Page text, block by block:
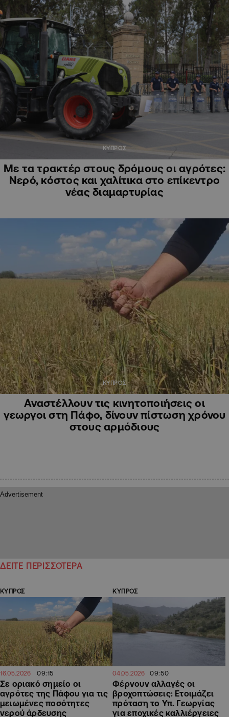
ΚΥΠΡΟΣ
Με τα τρακτέρ στους δρόμους οι αγρότες:
Νερό, κόστος και χαλίτικα στο επίκεντρο
νέας διαμαρτυρίας
ΚΥΠΡΟΣ
Αναστέλλουν τις κινητοποιήσεις οι
γεωργοι στη Πάφο, δίνουν πίστωση χρόνου
στους αρμόδιους
ΔΕΙΤΕ ΠΕΡΙΣΣΟΤΕΡΑ
ΚΥΠΡΟΣ
16.05.2026 09:15
Σε οριακό σημείο οι
αγρότες της Πάφου για τις
μειωμένες ποσότητες
νερού άρδευσης
ΚΥΠΡΟΣ
04.05.2026 09:50
Φέρνουν αλλαγές οι
βροχοπτώσεις: Ετοιμάζει
πρόταση το Υπ. Γεωργίας
για εποχικές καλλιέργειες